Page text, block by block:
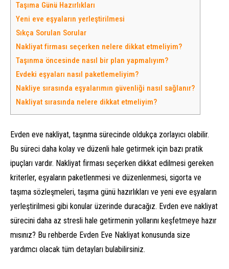
Taşıma Günü Hazırlıkları
Yeni eve eşyaların yerleştirilmesi
Sıkça Sorulan Sorular
Nakliyat firması seçerken nelere dikkat etmeliyim?
Taşınma öncesinde nasıl bir plan yapmalıyım?
Evdeki eşyaları nasıl paketlemeliyim?
Nakliye sırasında eşyalarımın güvenliği nasıl sağlanır?
Nakliyat sırasında nelere dikkat etmeliyim?
Evden eve nakliyat, taşınma sürecinde oldukça zorlayıcı olabilir.
Bu süreci daha kolay ve düzenli hale getirmek için bazı pratik
ipuçları vardır. Nakliyat firması seçerken dikkat edilmesi gereken
kriterler, eşyaların paketlenmesi ve düzenlenmesi, sigorta ve
taşıma sözleşmeleri, taşıma günü hazırlıkları ve yeni eve eşyaların
yerleştirilmesi gibi konular üzerinde duracağız. Evden eve nakliyat
sürecini daha az stresli hale getirmenin yollarını keşfetmeye hazır
mısınız? Bu rehberde Evden Eve Nakliyat konusunda size
yardımcı olacak tüm detayları bulabilirsiniz.